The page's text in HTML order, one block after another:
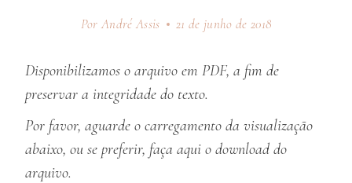
Por André Assis 21 de junho de 2018
Disponibilizamos o arquivo em PDF, a fim de
preservar a integridade do texto.
Por favor, aguarde o carregamento da visualização
abaixo, ou se preferir, faça aqui o download do
arquivo.